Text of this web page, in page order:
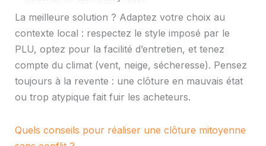
La meilleure solution ? Adaptez votre choix au
contexte local : respectez le style imposé par le
PLU, optez pour la facilité d’entretien, et tenez
compte du climat (vent, neige, sécheresse). Pensez
toujours à la revente : une clôture en mauvais état
ou trop atypique fait fuir les acheteurs.
Quels conseils pour réaliser une clôture mitoyenne